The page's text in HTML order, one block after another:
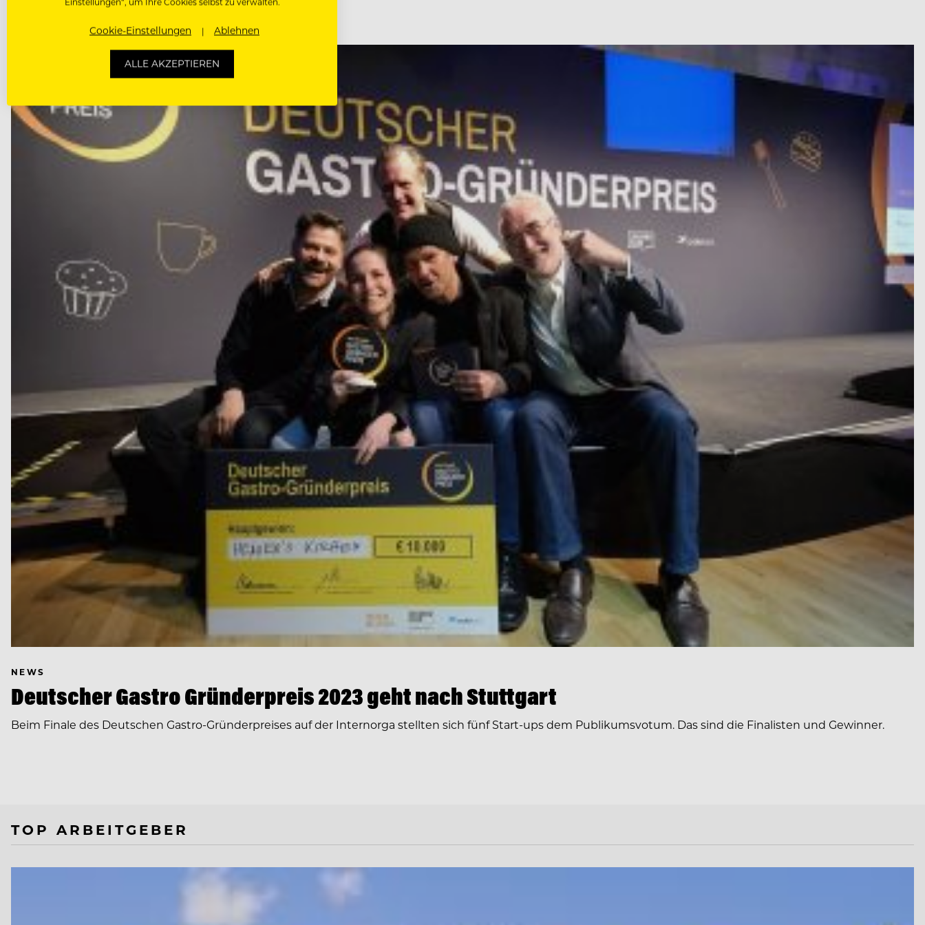
NEWS
Deutscher Gastro Gründerpreis 2023 geht nach Stuttgart
Beim Finale des Deutschen Gastro-Gründerpreises auf der Internorga stellten sich fünf Start-ups dem Publikumsvotum. Das sind die Finalisten und Gewinner.
TOP ARBEITGEBER
Cookie-Einstellungen Ablehnen
ALLE AKZEPTIEREN